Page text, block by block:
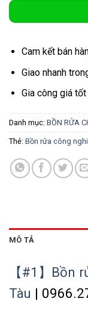
Cam kết bán
Giao nhanh
Gia công giá
Danh mục: BỒN RỬA
Thẻ: Bồn rửa công
MÔ TẢ
【#1】Bồn
Tàu |